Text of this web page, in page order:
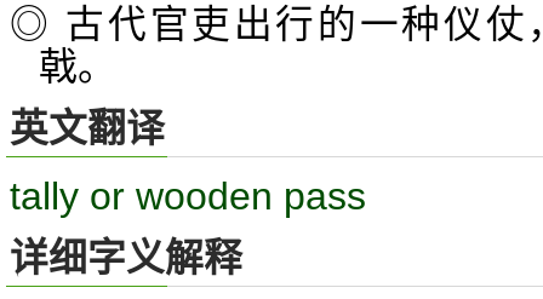
◎ 古代官吏出行的一种仪仗
戟。
英文翻译
tally or wooden pass
详细字义解释